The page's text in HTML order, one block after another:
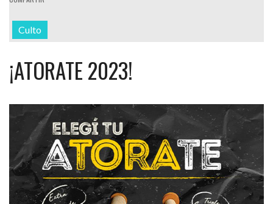
Culto
¡ATORATE 2023!